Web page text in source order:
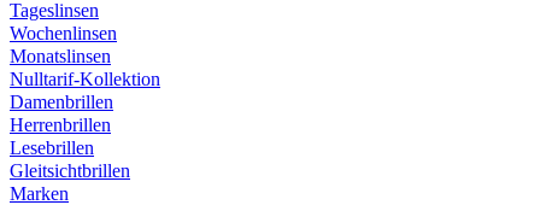
Tageslinsen
Wochenlinsen
Monatslinsen
Nulltarif-Kollektion
Damenbrillen
Herrenbrillen
Lesebrillen
Gleitsichtbrillen
Marken